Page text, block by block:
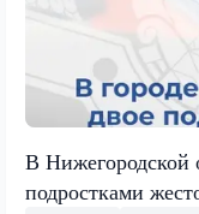
В Нижегородской
подростками